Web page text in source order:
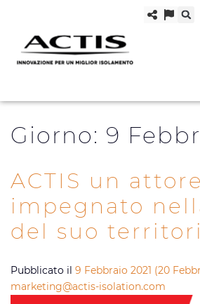
Giorno: 9
ACTIS un attore
impegnato
del suo
Pubblicato il 9 Febbraio 2021 (20
marketing@actis-isolation.com